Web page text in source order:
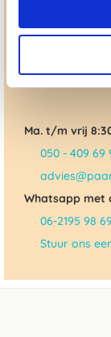
allemaal voor
gedreven door
topkwaliteit,
"ouderwetse"
Ma. t/m vrij
050 - 409 69
Whatsapp met
06-2195 98
Stuur ons